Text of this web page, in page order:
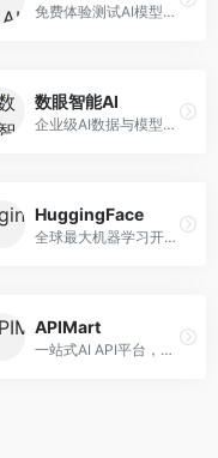
免费体验测试AI模型的平台，深度整合Google生态。面向开发者和研究者，提供Gemini模型体验、API密钥管理、提示词测试等服务，免费使用。
数眼智能AI
企业级AI数据与模型服务平台，专注于数据驱动AI。面向企业用户，提供数据管理、模型训练、部署服务等，数据治理能力强。
HuggingFace
全球最大机器学习开源社区，整合模型库与开发工具。面向AI研究者和开发者，提供开源模型、数据集、开发工具等资源，开源生态最完善。
APIMart
一站式AI API平台，整合多种AI服务。面向开发者，提供模型API、图像处理、语音识别等服务，API种类丰富。